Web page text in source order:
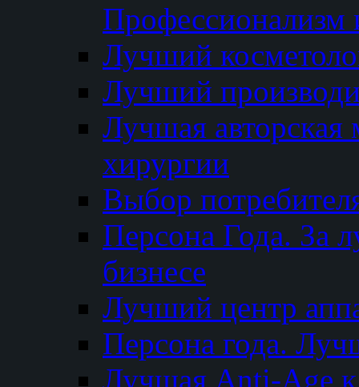
Профессионализм
Лучший
Лучший
Лучшая авторская
хирургии
Выбор
Персона Года. За
бизнесе
Лучший центр
Персона года.
Лучшая Anti-Age